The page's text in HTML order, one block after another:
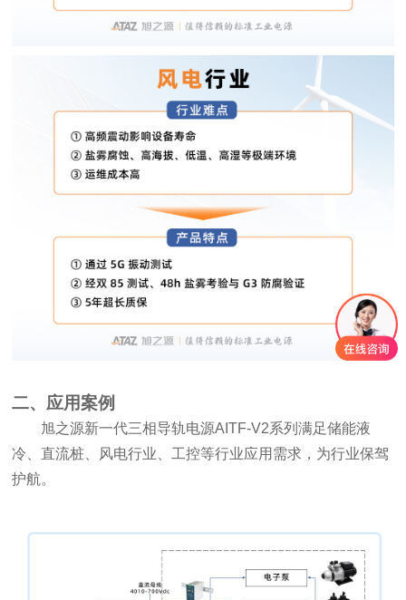
二、应用案例
旭之源新一代三相导轨电源AITF-V2系列满足储能液
冷、直流桩、风电行业、工控等行业应用需求，为行业保驾
护航。